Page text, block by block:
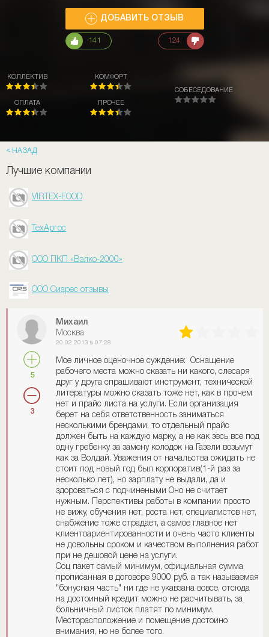
ДОБАВИТЬ ОТЗЫВ
141 124
КОЛЛЕКТИВ
ОПЛАТА
КОМФОРТ
ПРОЧЕЕ
СОБЕСЕДОВАНИЕ
НАЗАД
Лучшие компании
VIRTEX-FOOD
ТехАргос
ООО ПКП «Вэлко-2000»
ООО Сиарес отзывы
5
3
Михаил
Москва
20.02.2013 в 07:28
Мое личное оценочное суждение: Оснащение
рабочего места можно сказать ни какого, слесаря
друг у друга спрашивают инструмент, технической
литературы можно сказать тоже нет, как в прочем
нет и прайс листа на услуги. Если организация
берет на себя ответственность заниматься
несколькими брендами, то отдельный прайс
должен быть на каждую марку, а не как зесь все под
одну гребенку за замену колодок на Газели возьмут
как за Волдай. Уважения от начальства ожидать не
стоит под новый год был корпоратив(1-й раз за
несколько лет), но зарплату не выдали, да и
здороваться с подчинеными Оно не считает
нужным. Перспективы работы в компании просто
не вижу, обучения нет, роста нет, специалистов нет,
снабжение тоже страдает, а самое главное нет
клиентоариентированности и очень часто клиенты
не довольны сроком и качеством выполнения работ
при не дешовой цене на услуги.
Соц пакет самый минимум, официальная сумма
прописанная в договоре 9000 руб. а так называемая
"бонусная часть" ни где не укавзана вовсе, отсюда
на достоиный кредит можно не расчитывать, за
больничный листок платят по минимум.
Месторасположение и помещение достоино
внимания, но не более того.